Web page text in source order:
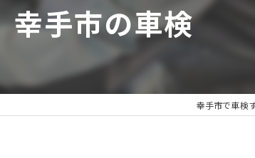
幸手市の車検
幸手市で車検